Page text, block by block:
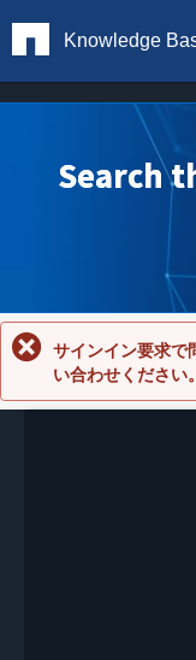
Knowledge
Search
サインイン要求で
い合わせください。